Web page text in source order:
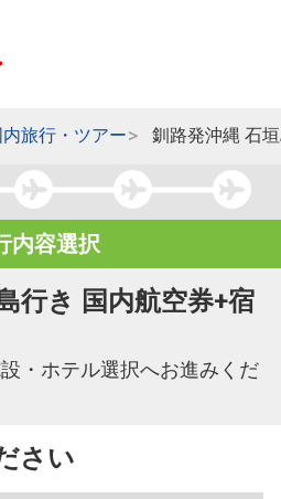
内旅行・ツアー 釧路発沖縄 石
内容選択
行き 国内航空券+宿
・ホテル選択へお進みくだ
さい